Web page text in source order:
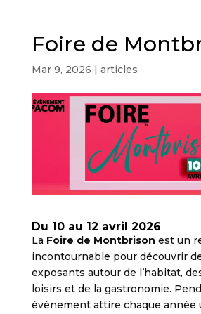
Foire de
Mar 9, 2026 | articles
Du 10 au 12 avril 2026
La Foire de Montbrison est un
incontournable pour découvrir
exposants autour de l’habitat,
loisirs et de la gastronomie.
événement attire chaque année